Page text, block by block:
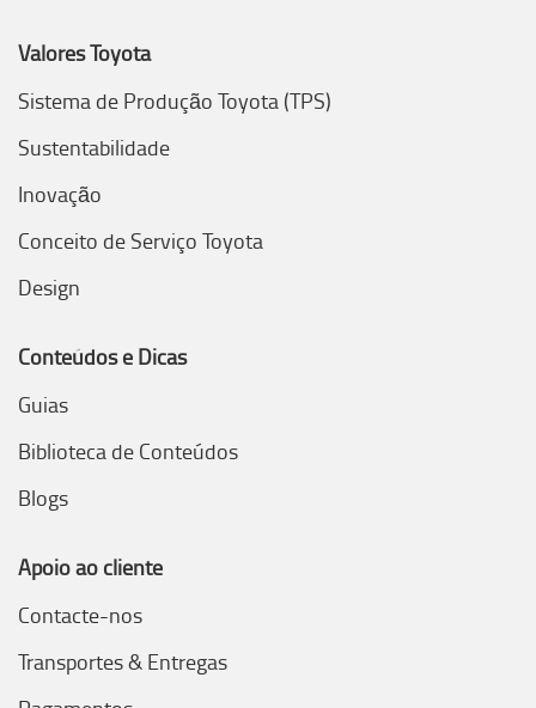
Valores Toyota
Sistema de Produção Toyota (TPS)
Sustentabilidade
Inovação
Conceito de Serviço Toyota
Design
Conteúdos e Dicas
Guias
Biblioteca de Conteúdos
Blogs
Apoio ao cliente
Contacte-nos
Transportes & Entregas